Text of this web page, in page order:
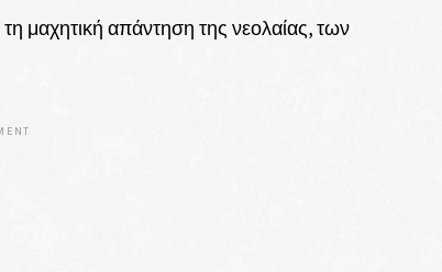
μαχητική απάντηση της νεολαίας, των